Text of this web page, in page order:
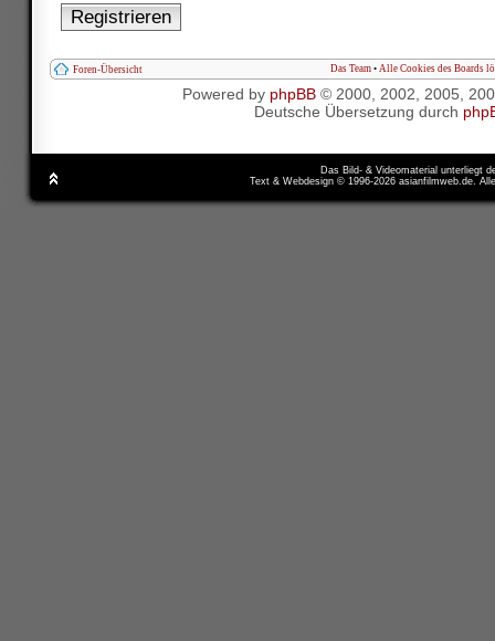
Registrieren
Foren-Übersicht Das Team • Alle Cookies des Boards
Powered by phpBB© 2000, 2002, 2005,
Deutsche Übersetzung durch
Das Bild- & Videomaterial unterliegt
Text & Webdesign © 1996-2026 asianfilmweb.de.